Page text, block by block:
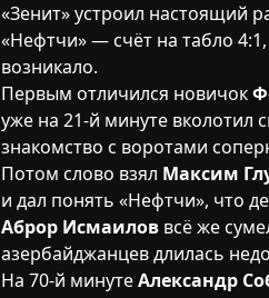
«Зенит» устроил настоящий
«Нефтчи» — счёт на табло
возникало.
Первым отличился новичок
уже на 21-й минуте вколотил
знакомство с воротами
Потом слово взял Максим
и дал понять «Нефтчи», что
Аброр Исмаилов всё же
азербайджанцев длилась
На 70-й минутеАлександр